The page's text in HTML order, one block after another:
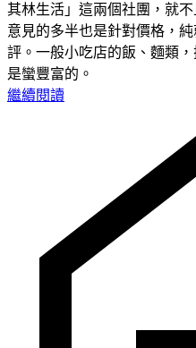
其林生活」這兩個社團，就
意見的多半也是針對價格，
評。一般小吃店的飯、麵類
是蠻豐富的。
繼續閱讀